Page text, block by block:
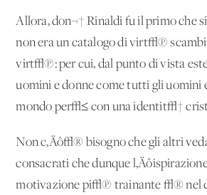
Allora, don¬† Rinaldi fu il primo che
non era un catalogo di virt√π
virt√π: per cui, dal punto di vista
uomini e donne come tutti gli uomini
mondo per√≤ con una identit√†
Non c‚Äô√® bisogno che gli altri
consacrati che dunque
motivazione pi√π trainante √® nel